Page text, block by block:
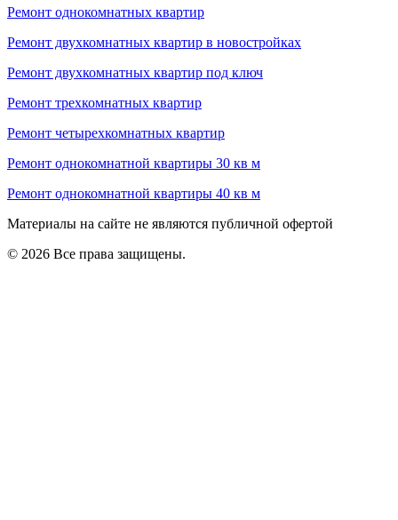
Ремонт однокомнатных квартир
Ремонт двухкомнатных квартир в новостройках
Ремонт двухкомнатных квартир под ключ
Ремонт трехкомнатных квартир
Ремонт четырехкомнатных квартир
Ремонт однокомнатной квартиры 30 кв м
Ремонт однокомнатной квартиры 40 кв м
Материалы на сайте не являются публичной офертой
© 2026 Все права защищены.